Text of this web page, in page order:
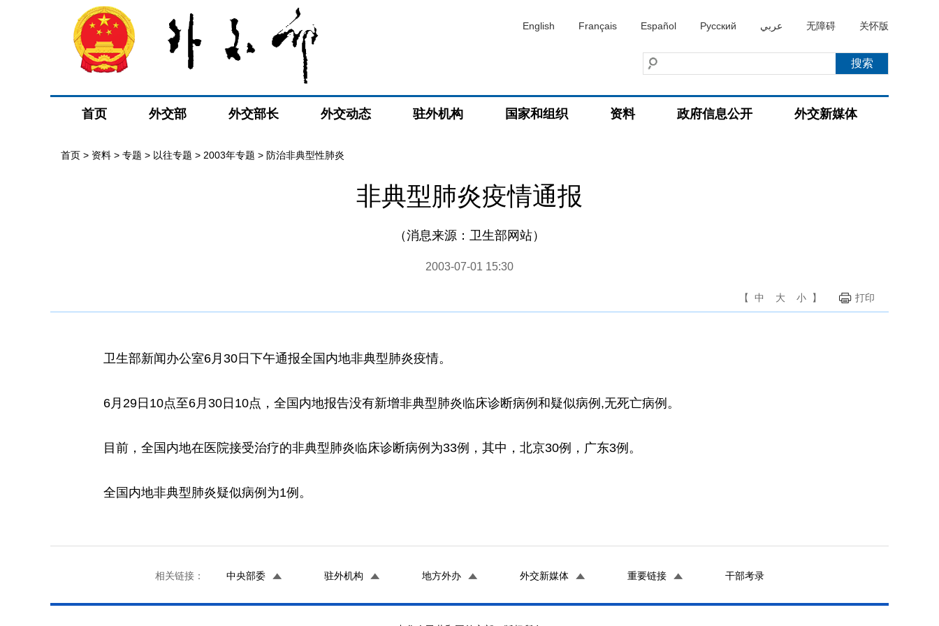
English Français Español Русский عربي 无障碍 关怀版
首页 外交部 外交部长 外交动态 驻外机构 国家和组织 资料 政府信息公开 外交新媒体
首页 > 资料 > 专题 > 以往专题 > 2003年专题 > 防治非典型性肺炎
非典型肺炎疫情通报
（消息来源：卫生部网站）
2003-07-01 15:30
【 中 大 小 】 打印
卫生部新闻办公室6月30日下午通报全国内地非典型肺炎疫情。
6月29日10点至6月30日10点，全国内地报告没有新增非典型肺炎临床诊断病例和疑似病例,无死亡病例。
目前，全国内地在医院接受治疗的非典型肺炎临床诊断病例为33例，其中，北京30例，广东3例。
全国内地非典型肺炎疑似病例为1例。
相关链接： 中央部委 驻外机构 地方外办 外交新媒体 重要链接 干部考录